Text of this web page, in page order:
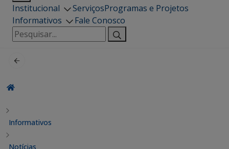
Institucional ServiçosProgramas e Projetos
Informativos
Fale Conosco
Pesquisar
por:
Informativos
Notícias